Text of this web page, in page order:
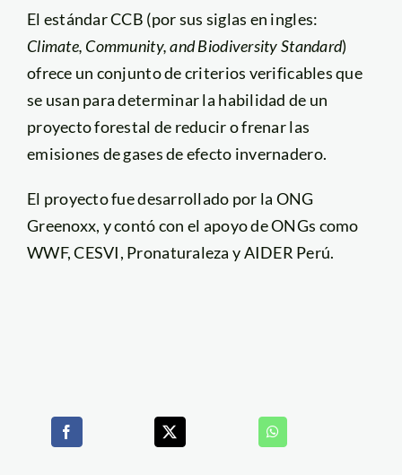
El estándar CCB (por sus siglas en ingles:
Climate, Community, and Biodiversity Standard)
ofrece un conjunto de criterios verificables que
se usan para determinar la habilidad de un
proyecto forestal de reducir o frenar las
emisiones de gases de efecto invernadero.
El proyecto fue desarrollado por la ONG
Greenoxx, y contó con el apoyo de ONGs como
WWF, CESVI, Pronaturaleza y AIDER Perú.